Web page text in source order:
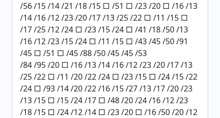
/56 /15 /14 /21 /18 /15 □ /51 □ /23 /20 □ /16 /13
/14 /16 /12 /23 /20 /17 /13 /25 /22 □ /11 /15 □
/17 /25 /12 /24 □ /23 /15 /24 □ /41 /18 /50 /13
/16 /12 /23 /15 /24 □ /11 /15 □ /43 /45 /50 /91
/45 □ /51 □ /45 /88 /50 /45 /45 /53
/84 /95 /20 □ /16 /13 /14 /16 /12 /23 /20 /17 /13
/25 /22 □ /11 /20 /22 /24 □ /23 /15 □ /24 /15 /22
/24 □ /93 /14 /20 /22 /16 /15 /27 /13 /17 /20 /23
/13 /15 □ /15 /24 /17 □ /48 /20 /24 /16 /12 /23
/18 /15 □ /24 /12 /14 □ /23 /20 □ /16 /50 /20 /12